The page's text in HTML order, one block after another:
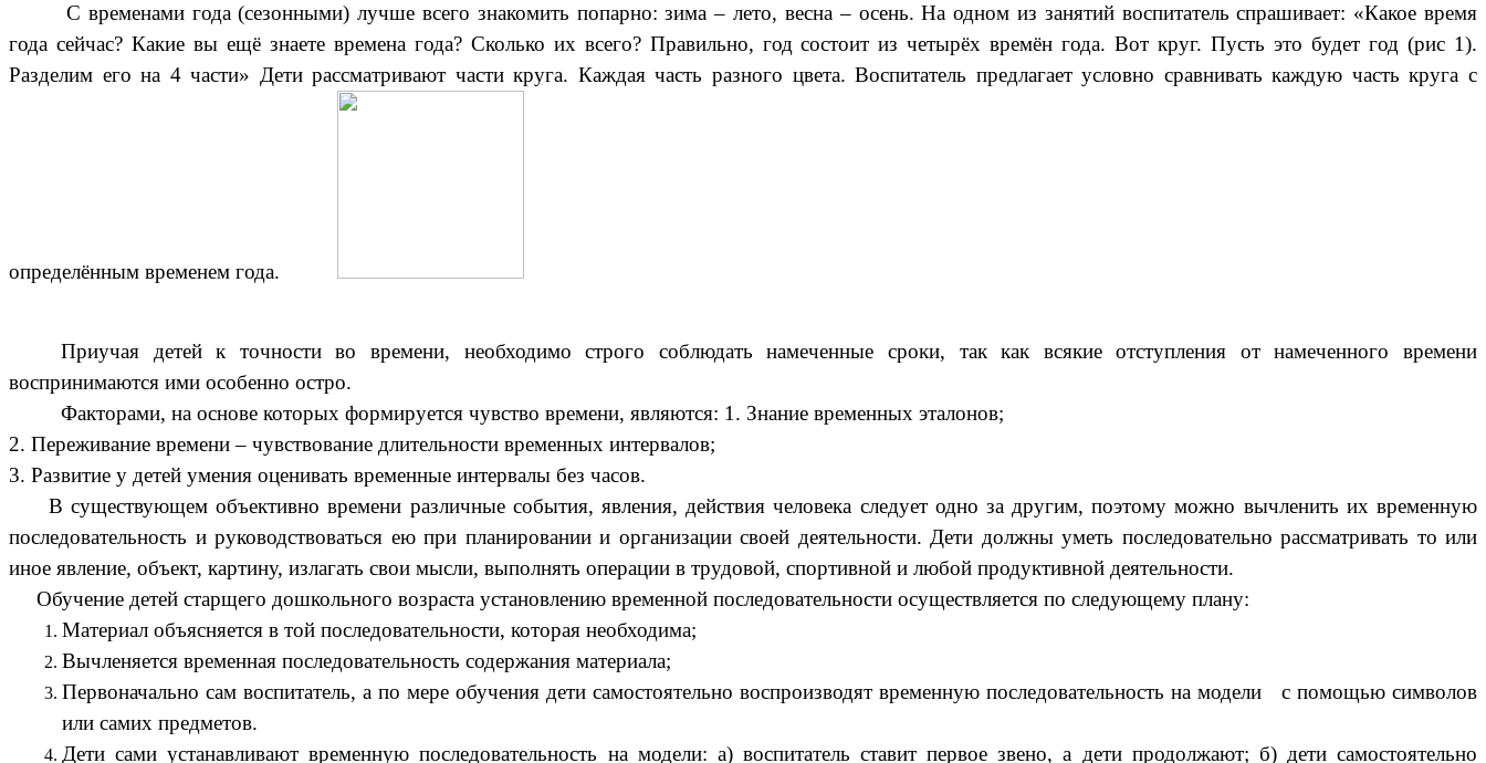
С временами года (сезонными) лучше всего знакомить попарно: зима – лето, весна – осень. На одном из занятий воспитатель спрашивает: «Какое время
года сейчас? Какие вы ещё знаете времена года? Сколько их всего? Правильно, год состоит из четырёх времён года. Вот круг. Пусть это будет год (рис 1).
Разделим его на 4 части» Дети рассматривают части круга. Каждая часть разного цвета. Воспитатель предлагает условно сравнивать каждую часть круга с
определённым временем года.
Приучая детей к точности во времени, необходимо строго соблюдать намеченные сроки, так как всякие отступления от намеченного времени
воспринимаются ими особенно остро.
Факторами, на основе которых формируется чувство времени, являются: 1. Знание временных эталонов;
2. Переживание времени – чувствование длительности временных интервалов;
3. Развитие у детей умения оценивать временные интервалы без часов.
В существующем объективно времени различные события, явления, действия человека следует одно за другим, поэтому можно вычленить их временную
последовательность и руководствоваться ею при планировании и организации своей деятельности. Дети должны уметь последовательно рассматривать то или
иное явление, объект, картину, излагать свои мысли, выполнять операции в трудовой, спортивной и любой продуктивной деятельности.
Обучение детей старщего дошкольного возраста установлению временной последовательности осуществляется по следующему плану:
Материал объясняется в той последовательности, которая необходима;
Вычленяется временная последовательность содержания материала;
Первоначально сам воспитатель, а по мере обучения дети самостоятельно воспроизводят временную последовательность на модели с помощью символов
или самих предметов.
Дети сами устанавливают временную последовательность на модели: а) воспитатель ставит первое звено, а дети продолжают; б) дети самостоятельно